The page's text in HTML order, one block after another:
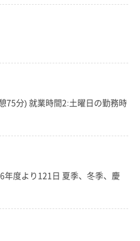
75分) 就業時間2:土曜日の勤務時
度より121日 夏季、冬季、慶